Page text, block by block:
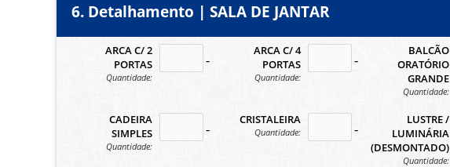
6. Detalhamento | SALA DE JANTAR
ARCA C/ 2
PORTAS
Quantidade:
no-icon
ARCA C/ 4
PORTAS
Quantidade:
BALCÃO
ORATÓRIO
GRANDE
Quantidade:
CADEIRA
SIMPLES
Quantidade:
no-icon
CRISTALEIRA
Quantidade: no-icon
LUSTRE /
LUMINÁRIA
(DESMONTADO)
Quantidade: